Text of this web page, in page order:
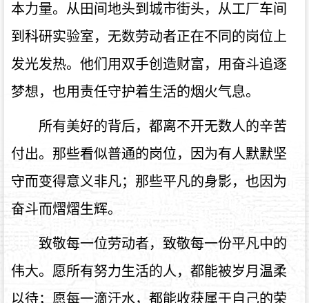
本力量。从田间地头到城市街头，从工厂车间
到科研实验室，无数劳动者正在不同的岗位上
发光发热。他们用双手创造财富，用奋斗追逐
梦想，也用责任守护着生活的烟火气息。
所有美好的背后，都离不开无数人的辛苦
付出。那些看似普通的岗位，因为有人默默坚
守而变得意义非凡；那些平凡的身影，也因为
奋斗而熠熠生辉。
致敬每一位劳动者，致敬每一份平凡中的
伟大。愿所有努力生活的人，都能被岁月温柔
以待；愿每一滴汗水，都能收获属于自己的荣